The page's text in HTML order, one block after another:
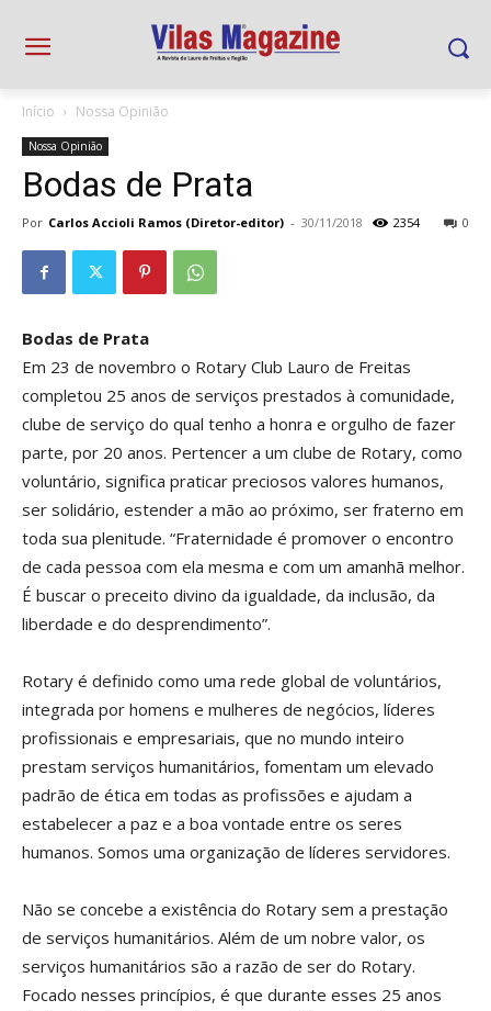
Início Nossa Opinião
Nossa Opinião
Bodas de Prata
Por Carlos Accioli Ramos (Diretor-editor) - 30/11/2018 0
2354
Bodas de Prata
Em 23 de novembro o Rotary Club Lauro de Freitas
completou 25 anos de serviços prestados à comunidade,
clube de serviço do qual tenho a honra e orgulho de fazer
parte, por 20 anos. Pertencer a um clube de Rotary, como
voluntário, significa praticar preciosos valores humanos,
ser solidário, estender a mão ao próximo, ser fraterno em
toda sua plenitude. “Fraternidade é promover o encontro
de cada pessoa com ela mesma e com um amanhã melhor.
É buscar o preceito divino da igualdade, da inclusão, da
liberdade e do desprendimento”.
Rotary é definido como uma rede global de voluntários,
integrada por homens e mulheres de negócios, líderes
profissionais e empresariais, que no mundo inteiro
prestam serviços humanitários, fomentam um elevado
padrão de ética em todas as profissões e ajudam a
estabelecer a paz e a boa vontade entre os seres
humanos. Somos uma organização de líderes servidores.
Não se concebe a existência do Rotary sem a prestação
de serviços humanitários. Além de um nobre valor, os
serviços humanitários são a razão de ser do Rotary.
Focado nesses princípios, é que durante esses 25 anos